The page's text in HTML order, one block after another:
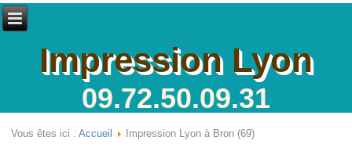
Impression Lyon
09.72.50.09.31
Vous êtes ici :Accueil Impression Lyon à Bron (69)